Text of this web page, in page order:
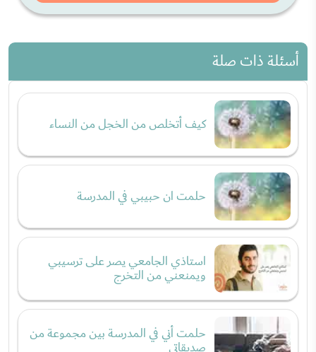
أسئلة ذات صلة
كيف أتخلص من الخجل من النساء
حلمت ان حبيبي في المدرسة
استاذي الجامعي يصر على ترسيبي
ويمنعني من التخرج
حلمت أني في المدرسة بين مجموعة من
صديقاتي